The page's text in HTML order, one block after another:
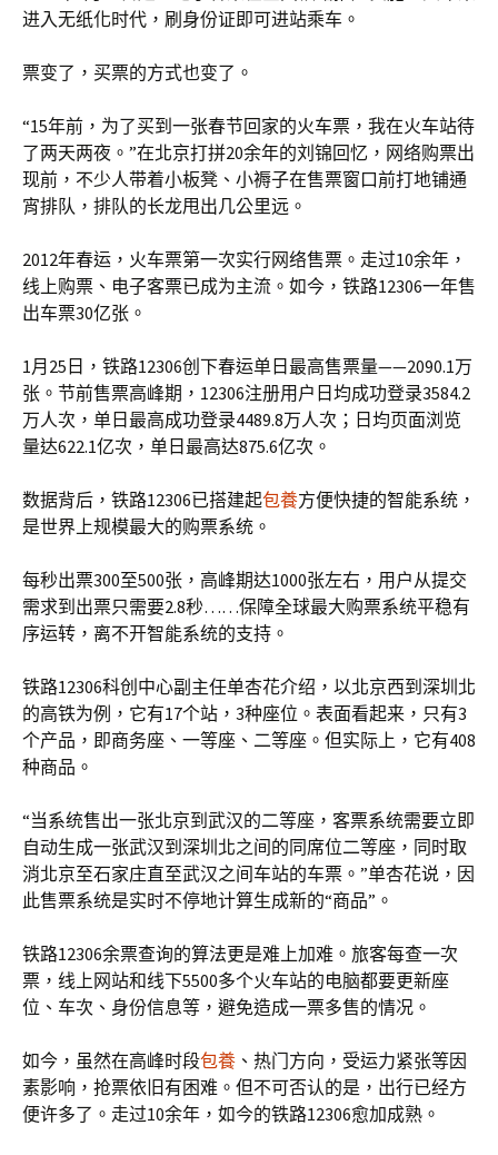
进入无纸化时代，刷身份证即可进站乘车。
票变了，买票的方式也变了。
“15年前，为了买到一张春节回家的火车票，我在火车站待
了两天两夜。”在北京打拼20余年的刘锦回忆，网络购票出
现前，不少人带着小板凳、小褥子在售票窗口前打地铺通
宵排队，排队的长龙甩出几公里远。
2012年春运，火车票第一次实行网络售票。走过10余年，
线上购票、电子客票已成为主流。如今，铁路12306一年售
出车票30亿张。
1月25日，铁路12306创下春运单日最高售票量——2090.1万
张。节前售票高峰期，12306注册用户日均成功登录3584.2
万人次，单日最高成功登录4489.8万人次；日均页面浏览
量达622.1亿次，单日最高达875.6亿次。
数据背后，铁路12306已搭建起包養方便快捷的智能系统，
是世界上规模最大的购票系统。
每秒出票300至500张，高峰期达1000张左右，用户从提交
需求到出票只需要2.8秒……保障全球最大购票系统平稳有
序运转，离不开智能系统的支持。
铁路12306科创中心副主任单杏花介绍，以北京西到深圳北
的高铁为例，它有17个站，3种座位。表面看起来，只有3
个产品，即商务座、一等座、二等座。但实际上，它有408
种商品。
“当系统售出一张北京到武汉的二等座，客票系统需要立即
自动生成一张武汉到深圳北之间的同席位二等座，同时取
消北京至石家庄直至武汉之间车站的车票。”单杏花说，因
此售票系统是实时不停地计算生成新的“商品”。
铁路12306余票查询的算法更是难上加难。旅客每查一次
票，线上网站和线下5500多个火车站的电脑都要更新座
位、车次、身份信息等，避免造成一票多售的情况。
如今，虽然在高峰时段包養 、热门方向，受运力紧张等因
素影响，抢票依旧有困难。但不可否认的是，出行已经方
便许多了。走过10余年，如今的铁路12306愈加成熟。